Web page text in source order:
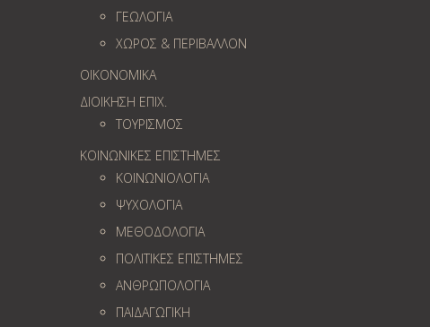
ΓΕΩΛOΓΙΑ
ΧΩΡΟΣ & ΠΕΡΙΒΑΛΛΟΝ
ΟΙΚΟΝΟΜΙΚΑ
ΔΙΟΙΚΗΣΗ ΕΠΙΧ.
ΤΟΥΡΙΣΜΟΣ
ΚΟΙΝΩΝΙΚΕΣ ΕΠΙΣΤΗΜΕΣ
ΚΟΙΝΩΝΙΟΛΟΓΙΑ
ΨΥΧΟΛΟΓΙΑ
ΜΕΘΟΔΟΛΟΓΙΑ
ΠΟΛΙΤΙΚΕΣ ΕΠΙΣΤΗΜΕΣ
ΑΝΘΡΩΠΟΛΟΓΙΑ
ΠΑΙΔΑΓΩΓΙΚΗ